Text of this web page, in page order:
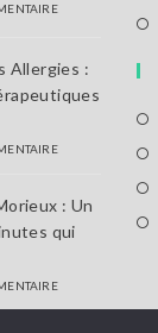
Allergies :
: Un
qui